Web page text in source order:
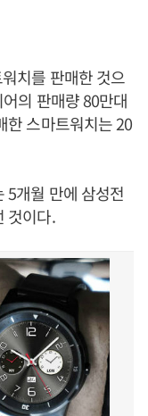
치를 판매한 것으
의 판매량 80만대
한 스마트워치는 20
5개월 만에 삼성전
것이다.